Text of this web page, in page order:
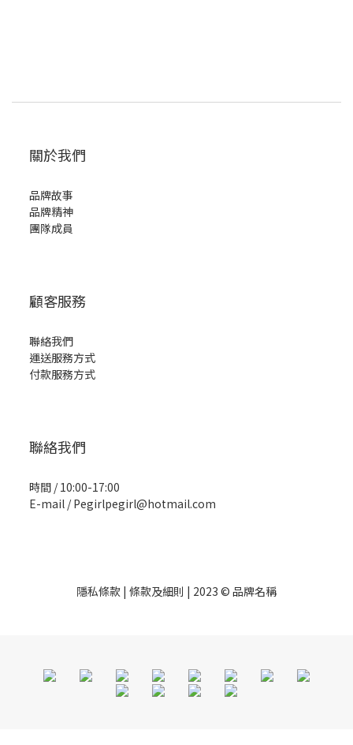
關於我們
品牌故事
品牌精神
團隊成員
顧客服務
聯絡我們
運送服務方式
付款服務方式
聯絡我們
時間 / 10:00-17:00
E-mail / Pegirlpegirl@hotmail.com
隱私條款 | 條款及細則 | 2023 © 品牌名稱